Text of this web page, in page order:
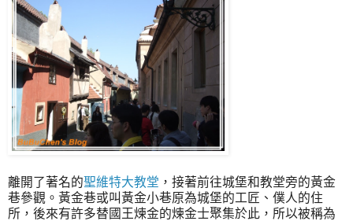
離開了著名的聖維特大教堂 ，接著前往城堡和教堂旁的黃金
巷參觀。黃金巷或叫黃金小巷原為城堡的工匠、僕人的住
所，後來有許多替國王煉金的煉金士聚集於此，所以被稱為